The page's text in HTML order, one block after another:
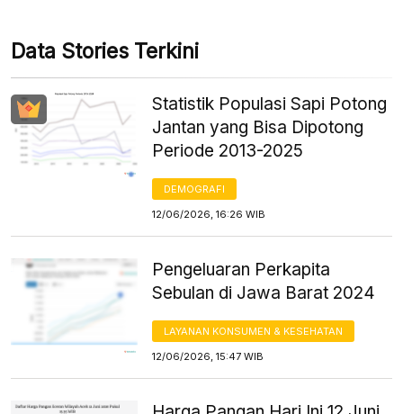
Data Stories Terkini
Statistik Populasi Sapi Potong
Jantan yang Bisa Dipotong
Periode 2013-2025
DEMOGRAFI
12/06/2026, 16:26 WIB
Pengeluaran Perkapita
Sebulan di Jawa Barat 2024
LAYANAN KONSUMEN & KESEHATAN
12/06/2026, 15:47 WIB